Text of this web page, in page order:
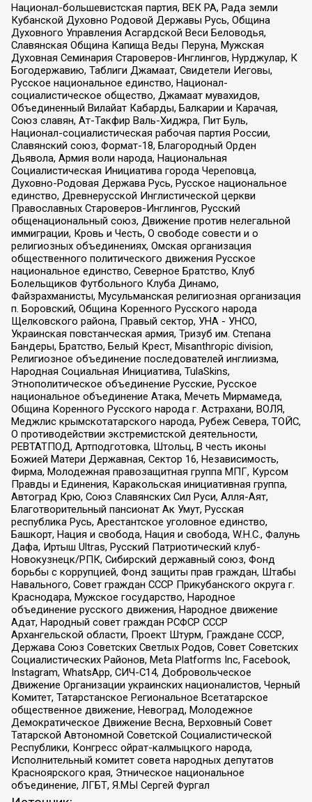
Национал-большевистская партия, ВЕК РА, Рада земли
Кубанской Духовно Родовой Державы Русь, Община
Духовного Управления Асгардской Веси Беловодья,
Славянская Община Капища Веды Перуна, Мужская
Духовная Семинария Староверов-Инглингов, Нурджулар, К
Богодержавию, Таблиги Джамаат, Свидетели Иеговы,
Русское национальное единство, Национал-
социалистическое общество, Джамаат мувахидов,
Объединенный Вилайат Кабарды, Балкарии и Карачая,
Союз славян, Ат-Такфир Валь-Хиджра, Пит Буль,
Национал-социалистическая рабочая партия России,
Славянский союз, Формат-18, Благородный Орден
Дьявола, Армия воли народа, Национальная
Социалистическая Инициатива города Череповца,
Духовно-Родовая Держава Русь, Русское национальное
единство, Древнерусской Инглистической церкви
Православных Староверов-Инглингов, Русский
общенациональный союз, Движение против нелегальной
иммиграции, Кровь и Честь, О свободе совести и о
религиозных объединениях, Омская организация
общественного политического движения Русское
национальное единство, Северное Братство, Клуб
Болельщиков Футбольного Клуба Динамо,
Файзрахманисты, Мусульманская религиозная организация
п. Боровский, Община Коренного Русского народа
Щелковского района, Правый сектор, УНА - УНСО,
Украинская повстанческая армия, Тризуб им. Степана
Бандеры, Братство, Белый Крест, Misanthropic division,
Религиозное объединение последователей инглиизма,
Народная Социальная Инициатива, TulaSkins,
Этнополитическое объединение Русские, Русское
национальное объединение Атака, Мечеть Мирмамеда,
Община Коренного Русского народа г. Астрахани, ВОЛЯ,
Меджлис крымскотатарского народа, Рубеж Севера, ТОЙС,
О противодействии экстремистской деятельности,
РЕВТАТПОД, Артподготовка, Штольц, В честь иконы
Божией Матери Державная, Сектор 16, Независимость,
Фирма, Молодежная правозащитная группа МПГ, Курсом
Правды и Единения, Каракольская инициативная группа,
Автоград Крю, Союз Славянских Сил Руси, Алля-Аят,
Благотворительный пансионат Ак Умут, Русская
республика Русь, Арестантское уголовное единство,
Башкорт, Нация и свобода, Нация и свобода, W.H.С., Фалунь
Дафа, Иртыш Ultras, Русский Патриотический клуб-
Новокузнецк/РПК, Сибирский державный союз, Фонд
борьбы с коррупцией, Фонд защиты прав граждан, Штабы
Навального, Совет граждан СССР Прикубанского округа г.
Краснодара, Мужское государство, Народное
объединение русского движения, Народное движение
Адат, Народный совет граждан РСФСР СССР
Архангельской области, Проект Штурм, Граждане СССР,
Держава Союз Советских Светлых Родов, Совет Советских
Социалистических Районов, Meta Platforms Inc, Facebook,
Instagram, WhatsApp, СИЧ-С14, Добровольческое
Движение Организации украинских националистов, Черный
Комитет, Татарстанское Региональное Всетатарское
общественное движение, Невоград, Молодежное
Демократическое Движение Весна, Верховный Совет
Татарской Автономной Советской Социалистической
Республики, Конгресс ойрат-калмыцкого народа,
Исполнительный комитет совета народных депутатов
Красноярского края, Этническое национальное
объединение, ЛГБТ, Я.МЫ Сергей Фургал